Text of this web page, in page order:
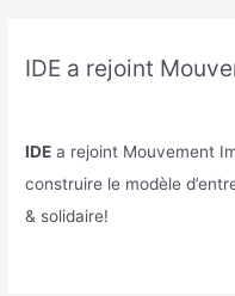
IDE a rejoint
IDE a rejoint Mouvement
construire le modèle
& solidaire!